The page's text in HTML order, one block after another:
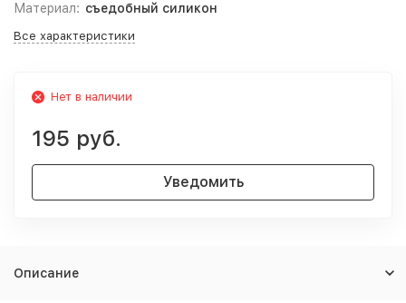
Материал: съедобный силикон
Все характеристики
Нет в наличии
195 руб.
Уведомить
Описание